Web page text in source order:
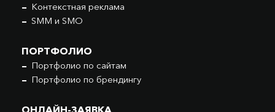
Контекстная реклама
SMM и SMO
ПОРТФОЛИО
Портфолио по сайтам
Портфолио по брендингу
ОНЛАЙН-ЗАЯВКА